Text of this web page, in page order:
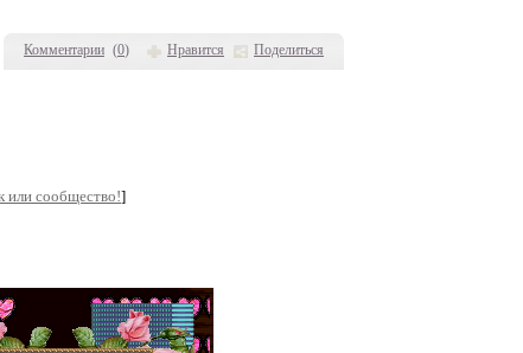
Комментарии (0) Нравится Поделиться
или сообщество!]